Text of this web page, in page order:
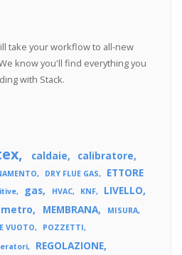
take your workflow to all-new
know you'll find everything you
with Stack.
caldaie calibratore
DRY FLUE GAS
ETTORE
gas HVAC KNF LIVELLO
MEMBRANA
MISURA
VUOTO POZZETTI
REGOLAZIONE